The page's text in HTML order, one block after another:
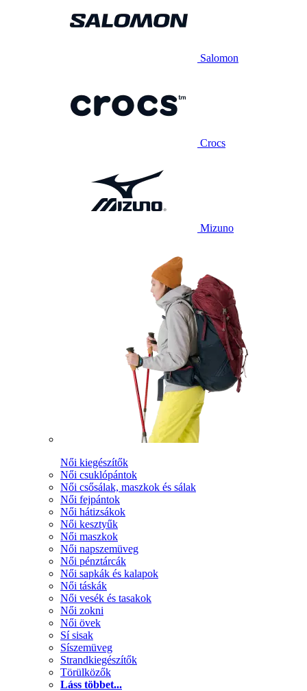
Salomon
Crocs
Mizuno
Női kiegészítők
Női csuklópántok
Női csősálak, maszkok és sálak
Női fejpántok
Női hátizsákok
Női kesztyűk
Női maszkok
Női napszemüveg
Női pénztárcák
Női sapkák és kalapok
Női táskák
Női vesék és tasakok
Női zokni
Női övek
Sí sisak
Síszemüveg
Strandkiegészítők
Törülközők
Láss többet...